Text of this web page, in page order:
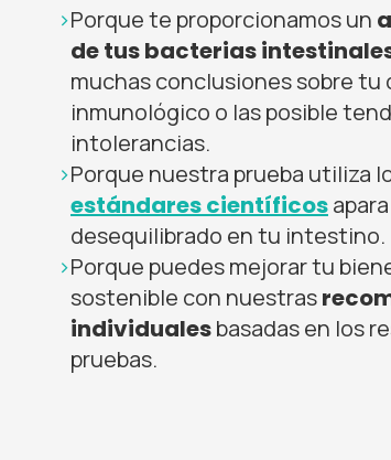
Porque te proporcionamos un
de tus bacterias
muchas conclusiones sobre
inmunológico o las posible
intolerancias.
Porque nuestra prueba utiliza
estándares científicos
desequilibrado en tu intestino.
Porque puedes mejorar tu
sostenible con nuestras
individualesbasadas en los
pruebas.